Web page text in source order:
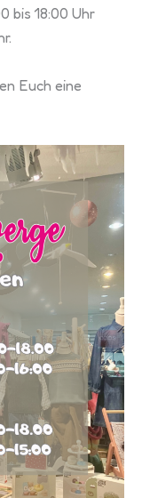
bis 18:00 Uhr
Euch eine